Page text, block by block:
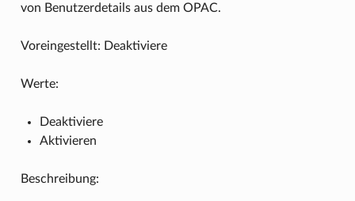
von Benutzerdetails aus dem OPAC.
Voreingestellt: Deaktiviere
Werte:
Deaktiviere
Aktivieren
Beschreibung: